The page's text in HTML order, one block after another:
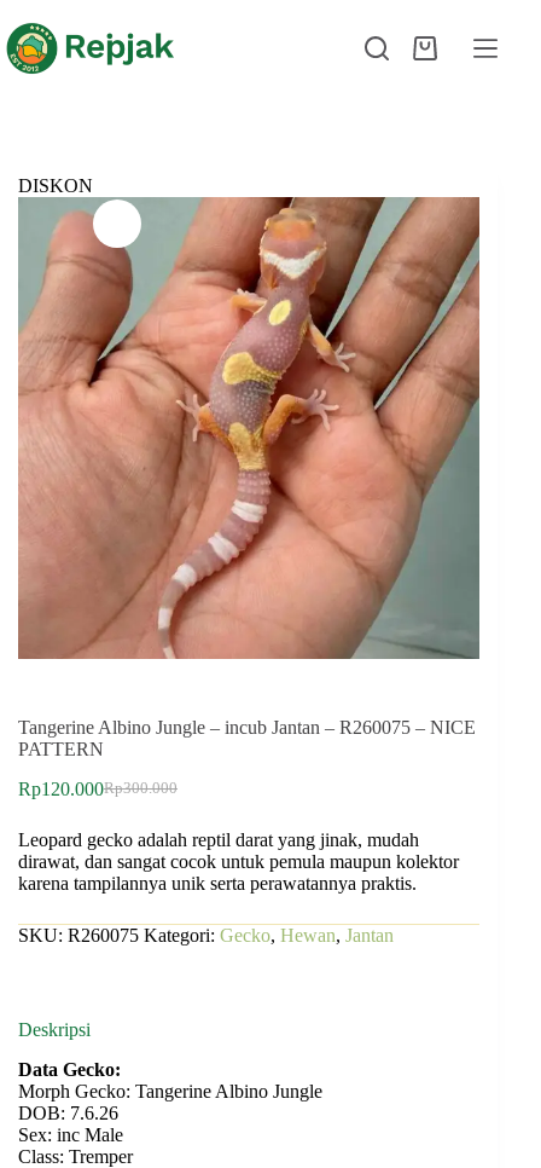
DISKON
Tangerine Albino Jungle – incub Jantan – R260075 – NICE
PATTERN
Rp300.000
Rp120.000
Leopard gecko adalah reptil darat yang jinak, mudah
dirawat, dan sangat cocok untuk pemula maupun kolektor
karena tampilannya unik serta perawatannya praktis.
SKU: R260075 Kategori: Gecko, Hewan, Jantan
Deskripsi
Data Gecko:
Morph Gecko: Tangerine Albino Jungle
DOB: 7.6.26
Sex: inc Male
Class: Tremper